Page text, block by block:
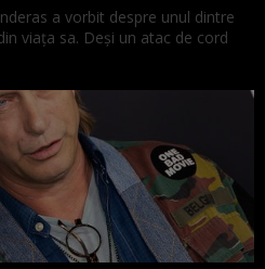
a vorbit despre unul dintre
viața sa. Deși un atac de cord